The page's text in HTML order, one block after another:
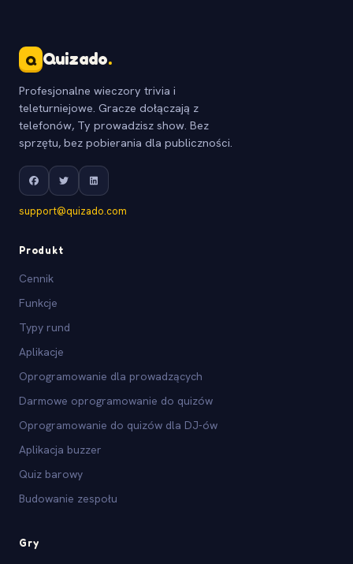
Q Quizado.
Profesjonalne wieczory trivia i
teleturniejowe. Gracze dołączają z
telefonów, Ty prowadzisz show. Bez
sprzętu, bez pobierania dla publiczności.
support@quizado.com
Produkt
Cennik
Funkcje
Typy rund
Aplikacje
Oprogramowanie dla prowadzących
Darmowe oprogramowanie do quizów
Oprogramowanie do quizów dla DJ-ów
Aplikacja buzzer
Quiz barowy
Budowanie zespołu
Gry